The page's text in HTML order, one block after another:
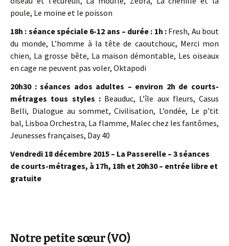
poule, Le moine et le poisson
18h : séance spéciale 6-12 ans – durée : 1h : Fresh, Au bout
du monde, L’homme à la tête de caoutchouc, Merci mon
chien, La grosse bête, La maison démontable, Les oiseaux
en cage ne peuvent pas voler, Oktapodi
20h30 :séances ados adultes – environ 2h de courts-
métrages tous styles : Beauduc, L’île aux fleurs, Casus
Belli, Dialogue au sommet, Civilisation, L’ondée, Le p’tit
bal, Lisboa Orchestra, La flamme, Malec chez les fantômes,
Jeunesses françaises, Day 40
Vendredi 18 décembre 2015 – La Passerelle – 3 séances
de courts-métrages, à 17h, 18h et 20h30 – entrée libre et
gratuite
Notre petite sœur (VO)